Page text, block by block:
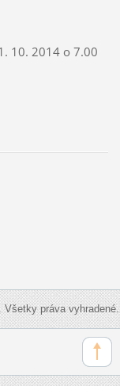
10. 2014 o 7.00
práva vyhradené.